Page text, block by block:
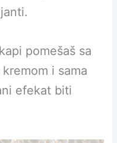
pomešaš sa
i sama
efekat biti